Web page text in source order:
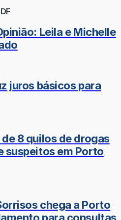
Leila e Michelle
juros básicos para
de 8 quilos de drogas
suspeitos em Porto
chega a Porto